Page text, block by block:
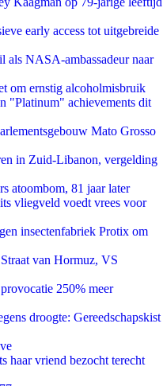
early access tot uitgebreide
als NASA-ambassadeur naar
om ernstig alcoholmisbruik
"Platinum" achievements dit
Mato Grosso
in Zuid-Libanon, vergelding
atoombom, 81 jaar later
vliegveld voedt vrees voor
insectenfabriek Protix om
van Hormuz, VS
250% meer
droogte: Gereedschapskist
haar vriend bezocht terecht